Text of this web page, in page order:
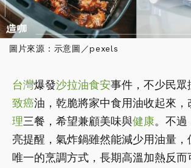
圖片來源：示意圖／pexels
台灣爆發沙拉油食安事件，不少民眾
致癌油，乾脆將家中食用油收起來，
理三餐，希望兼顧美味與健康。不過
亮提醒，氣炸鍋雖然能減少用油量，
唯一的烹調方式，長期高溫加熱反而